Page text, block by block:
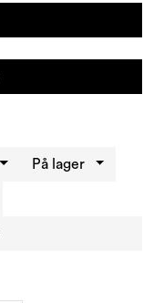
På lager